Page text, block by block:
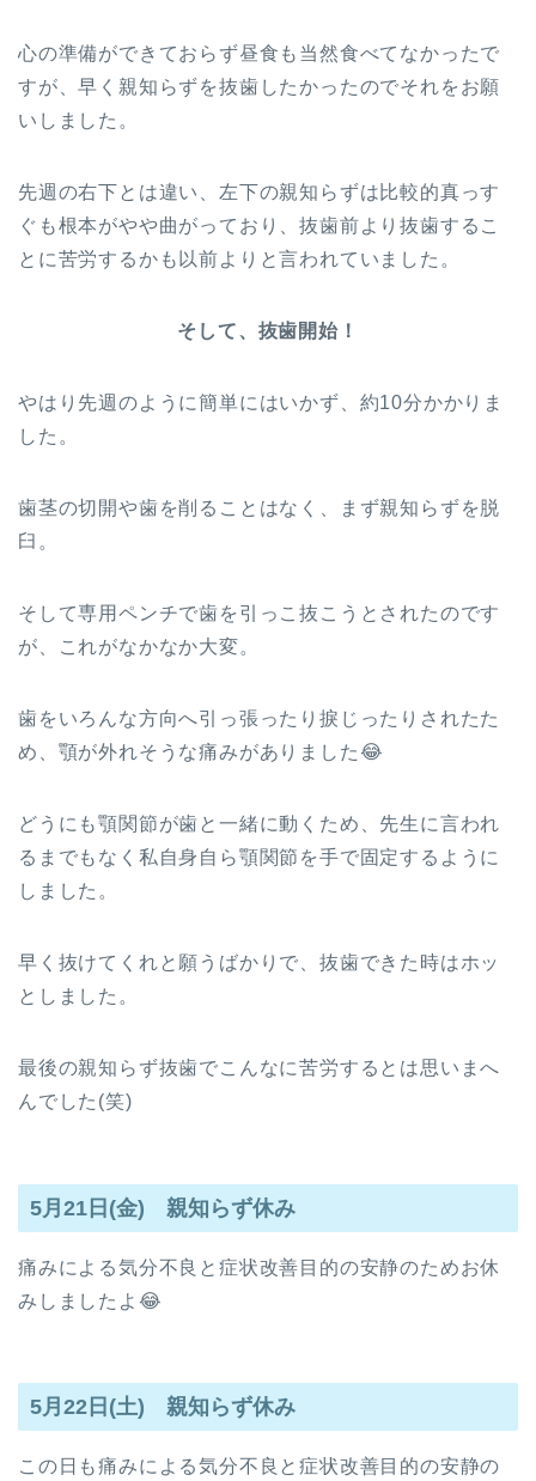
心の準備ができておらず昼食も当然食べてなかったで
すが、早く親知らずを抜歯したかったのでそれをお願
いしました。
先週の右下とは違い、左下の親知らずは比較的真っす
ぐも根本がやや曲がっており、抜歯前より抜歯するこ
とに苦労するかも以前よりと言われていました。
そして、抜歯開始！
やはり先週のように簡単にはいかず、約10分かかりま
した。
歯茎の切開や歯を削ることはなく、まず親知らずを脱
臼。
そして専用ペンチで歯を引っこ抜こうとされたのです
が、これがなかなか大変。
歯をいろんな方向へ引っ張ったり捩じったりされたた
め、顎が外れそうな痛みがありました😂
どうにも顎関節が歯と一緒に動くため、先生に言われ
るまでもなく私自身自ら顎関節を手で固定するように
しました。
早く抜けてくれと願うばかりで、抜歯できた時はホッ
としました。
最後の親知らず抜歯でこんなに苦労するとは思いまへ
んでした(笑)
5月21日(金) 親知らず休み
痛みによる気分不良と症状改善目的の安静のためお休
みしましたよ😂
5月22日(土) 親知らず休み
この日も痛みによる気分不良と症状改善目的の安静の